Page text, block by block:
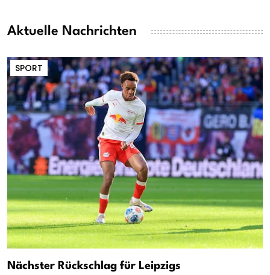
Aktuelle Nachrichten
SPORT
Nächster Rückschlag für Leipzigs